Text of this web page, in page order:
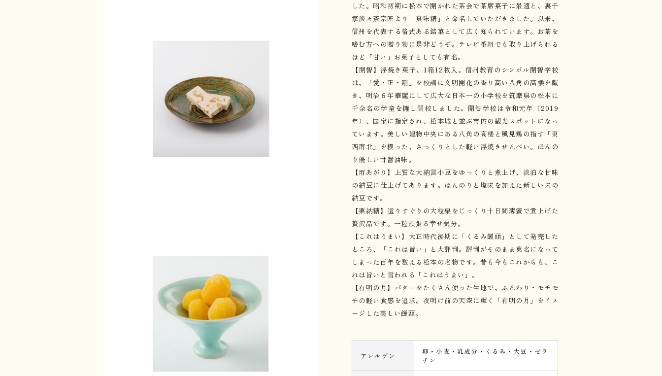
した。昭和初期に松本で開かれた茶会で茶席菓子に最適と、裏千
家淡々斎宗匠より「真味糖」と命名していただきました。以来、
信州を代表する格式ある銘菓として広く知られています。お茶を
嗜む方への贈り物に是非どうぞ。テレビ番組でも取り上げられる
ほど「甘い」お菓子としても有名。
【開智】浮焼き菓子、1箱12枚入。信州教育のシンボル開智学校
は、「愛・正・剛」を校訓に文明開化の香り高い八角の高楼を戴
き、明治６年華麗にして広大な日本一の小学校を筑摩県の松本に
千余名の学童を擁し開校しました。開智学校は令和元年（2019
年）、国宝に指定され、松本城と並ぶ市内の観光スポットになっ
ています。美しい建物中央にある八角の高楼と風見鶏の指す「東
西南北」を模った、さっくりとした軽い浮焼きせんべい。ほんの
り優しい甘醤油味。
【雨あがり】上質な大納言小豆をゆっくりと煮上げ、淡泊な甘味
の納豆に仕上げてあります。ほんのりと塩味を加えた新しい味の
納豆です。
【栗納糖】選りすぐりの大粒栗をじっくり十日間薄蜜で煮上げた
贅沢品です。一粒頬張る幸せ気分。
【これはうまい】大正時代後期に「くるみ饅頭」として発売した
ところ、「これは旨い」と大評判。評判がそのまま菓名になって
しまった百年を数える松本の名物です。昔も今もこれからも、こ
れは旨いと言われる「これはうまい」。
【有明の月】バターをたくさん使った生地で、ふんわり・モチモ
チの軽い食感を追求。夜明け前の天空に輝く「有明の月」をイメ
ージした美しい饅頭。
アレルゲン
卵・小麦・乳成分・くるみ・大豆・ゼラ
チン